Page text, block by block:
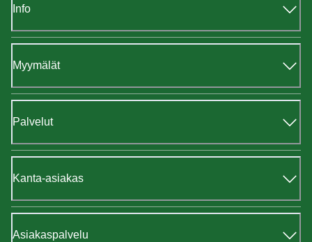
Info
Myymälät
Palvelut
Kanta-asiakas
Asiakaspalvelu